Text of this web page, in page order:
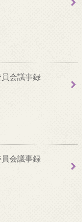
会議事録
会議事録